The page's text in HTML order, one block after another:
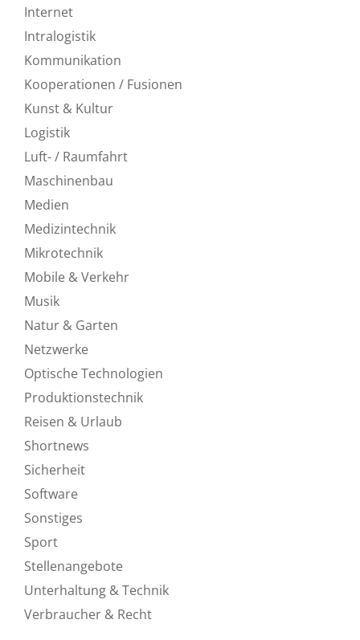
Internet
Intralogistik
Kommunikation
Kooperationen / Fusionen
Kunst & Kultur
Logistik
Luft- / Raumfahrt
Maschinenbau
Medien
Medizintechnik
Mikrotechnik
Mobile & Verkehr
Musik
Natur & Garten
Netzwerke
Optische Technologien
Produktionstechnik
Reisen & Urlaub
Shortnews
Sicherheit
Software
Sonstiges
Sport
Stellenangebote
Unterhaltung & Technik
Verbraucher & Recht